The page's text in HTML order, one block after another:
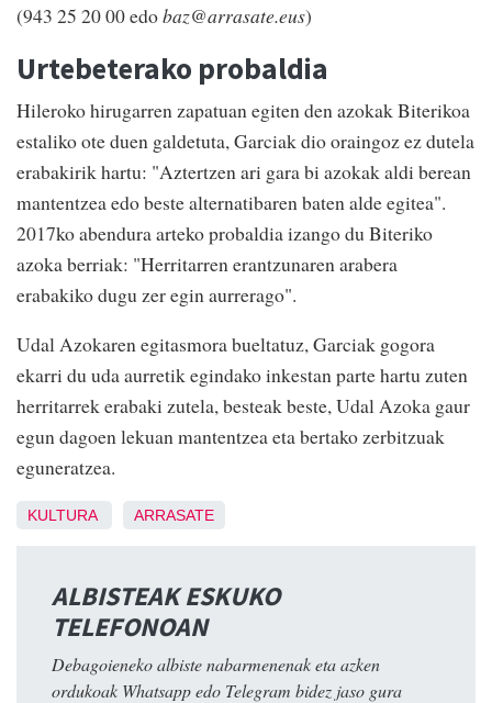
(943 25 20 00 edobaz@arrasate.eus)
Urtebeterako probaldia
Hileroko hirugarren zapatuan egiten den azokak Biterikoa
estaliko ote duen galdetuta, Garciak dio oraingoz ez dutela
erabakirik hartu: "Aztertzen ari gara bi azokak aldi berean
mantentzea edo beste alternatibaren baten alde egitea".
2017ko abendura arteko probaldia izango du Biteriko
azoka berriak: "Herritarren erantzunaren arabera
erabakiko dugu zer egin aurrerago".
Udal Azokaren egitasmora bueltatuz, Garciak gogora
ekarri du uda aurretik egindako inkestan parte hartu zuten
herritarrek erabaki zutela, besteak beste, Udal Azoka gaur
egun dagoen lekuan mantentzea eta bertako zerbitzuak
eguneratzea.
KULTURA ARRASATE
ALBISTEAK ESKUKO
TELEFONOAN
Debagoieneko albiste nabarmenenak eta azken
ordukoak Whatsapp edo Telegram bidez jaso gura